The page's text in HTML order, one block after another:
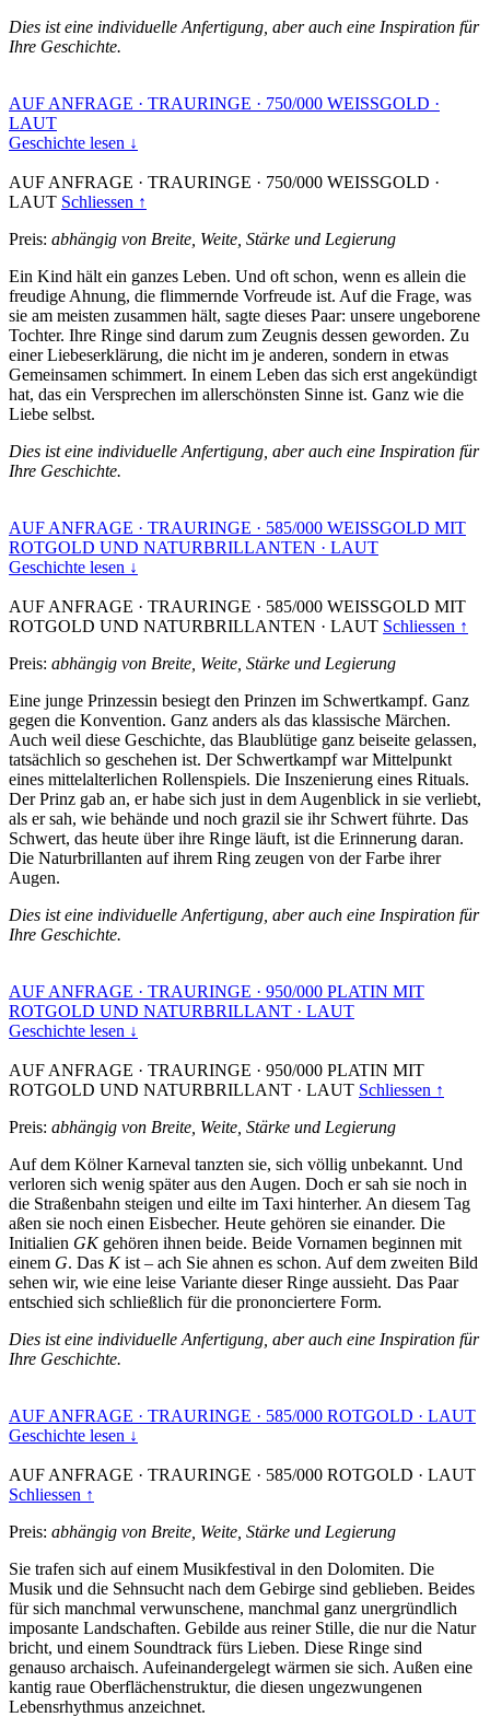
Dies ist eine individuelle Anfertigung, aber auch eine Inspiration für
Ihre Geschichte.
AUF ANFRAGE · TRAURINGE · 750/000 WEISSGOLD ·
LAUT
Geschichte lesen ↓
AUF ANFRAGE · TRAURINGE · 750/000 WEISSGOLD ·
LAUT Schliessen ↑
Preis: abhängig von Breite, Weite, Stärke und Legierung
Ein Kind hält ein ganzes Leben. Und oft schon, wenn es allein die
freudige Ahnung, die flimmernde Vorfreude ist. Auf die Frage, was
sie am meisten zusammen hält, sagte dieses Paar: unsere ungeborene
Tochter. Ihre Ringe sind darum zum Zeugnis dessen geworden. Zu
einer Liebeserklärung, die nicht im je anderen, sondern in etwas
Gemeinsamen schimmert. In einem Leben das sich erst angekündigt
hat, das ein Versprechen im allerschönsten Sinne ist. Ganz wie die
Liebe selbst.
Dies ist eine individuelle Anfertigung, aber auch eine Inspiration für
Ihre Geschichte.
AUF ANFRAGE · TRAURINGE · 585/000 WEISSGOLD MIT
ROTGOLD UND NATURBRILLANTEN · LAUT
Geschichte lesen ↓
AUF ANFRAGE · TRAURINGE · 585/000 WEISSGOLD MIT
ROTGOLD UND NATURBRILLANTEN · LAUT Schliessen ↑
Preis: abhängig von Breite, Weite, Stärke und Legierung
Eine junge Prinzessin besiegt den Prinzen im Schwertkampf. Ganz
gegen die Konvention. Ganz anders als das klassische Märchen.
Auch weil diese Geschichte, das Blaublütige ganz beiseite gelassen,
tatsächlich so geschehen ist. Der Schwertkampf war Mittelpunkt
eines mittelalterlichen Rollenspiels. Die Inszenierung eines Rituals.
Der Prinz gab an, er habe sich just in dem Augenblick in sie verliebt,
als er sah, wie behände und noch grazil sie ihr Schwert führte. Das
Schwert, das heute über ihre Ringe läuft, ist die Erinnerung daran.
Die Naturbrillanten auf ihrem Ring zeugen von der Farbe ihrer
Augen.
Dies ist eine individuelle Anfertigung, aber auch eine Inspiration für
Ihre Geschichte.
AUF ANFRAGE · TRAURINGE · 950/000 PLATIN MIT
ROTGOLD UND NATURBRILLANT · LAUT
Geschichte lesen ↓
AUF ANFRAGE · TRAURINGE · 950/000 PLATIN MIT
ROTGOLD UND NATURBRILLANT · LAUT Schliessen ↑
Preis: abhängig von Breite, Weite, Stärke und Legierung
Auf dem Kölner Karneval tanzten sie, sich völlig unbekannt. Und
verloren sich wenig später aus den Augen. Doch er sah sie noch in
die Straßenbahn steigen und eilte im Taxi hinterher. An diesem Tag
aßen sie noch einen Eisbecher. Heute gehören sie einander. Die
Initialien GKgehören ihnen beide. Beide Vornamen beginnen mit
einem G. Das Kist – ach Sie ahnen es schon. Auf dem zweiten Bild
sehen wir, wie eine leise Variante dieser Ringe aussieht. Das Paar
entschied sich schließlich für die prononciertere Form.
Dies ist eine individuelle Anfertigung, aber auch eine Inspiration für
Ihre Geschichte.
AUF ANFRAGE · TRAURINGE · 585/000 ROTGOLD · LAUT
Geschichte lesen ↓
AUF ANFRAGE · TRAURINGE · 585/000 ROTGOLD · LAUT
Schliessen ↑
Preis: abhängig von Breite, Weite, Stärke und Legierung
Sie trafen sich auf einem Musikfestival in den Dolomiten. Die
Musik und die Sehnsucht nach dem Gebirge sind geblieben. Beides
für sich manchmal verwunschene, manchmal ganz unergründlich
imposante Landschaften. Gebilde aus reiner Stille, die nur die Natur
bricht, und einem Soundtrack fürs Lieben. Diese Ringe sind
genauso archaisch. Aufeinandergelegt wärmen sie sich. Außen eine
kantig raue Oberflächenstruktur, die diesen ungezwungenen
Lebensrhythmus anzeichnet.